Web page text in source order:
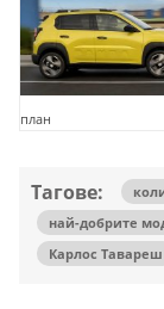
план
Тагове:
най-добрите
Карлос Тавареш